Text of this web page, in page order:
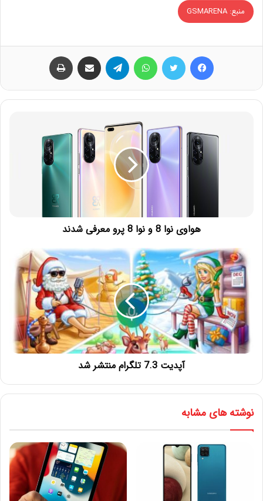
منبع: GSMARENA
هواوی نوا 8 و نوا 8 پرو معرفی شدند
آپدیت 7.3 تلگرام منتشر شد
نوشته های مشابه